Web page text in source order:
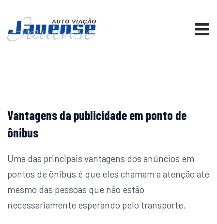
content
Vantagens da publicidade em ponto de
ônibus
Uma das principais vantagens dos anúncios em
pontos de ônibus é que eles chamam a atenção até
mesmo das pessoas que não estão
necessariamente esperando pelo transporte.